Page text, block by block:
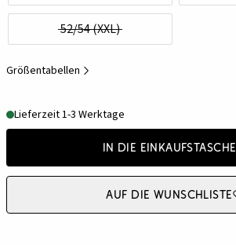
52/54 (XXL)
Größentabellen
Lieferzeit 1-3 Werktage
In die Einkaufstasche
Auf die Wunschliste